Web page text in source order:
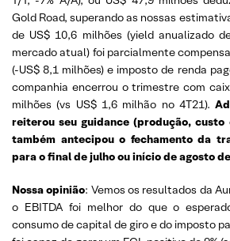
Gold Road, superando as nossas
de US$ 10,6 milhões (yield anualizado
mercado atual) foi parcialmente
(-US$ 8,1 milhões) e imposto de renda
companhia encerrou o trimestre com
milhões (vs US$ 1,6 milhão no 4T21).
reiterou seu guidance (produção, custo
também antecipou o fechamento da
para o final de julho ou início de agosto
Nossa opinião: Vemos os resultados da
o EBITDA foi melhor do que o
consumo de capital de giro e do imposto